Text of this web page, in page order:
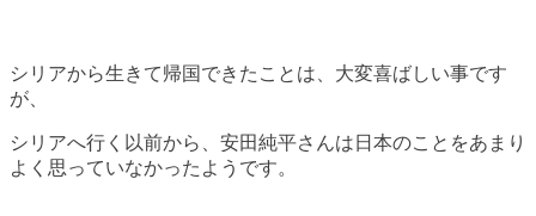
シリアから生きて帰国できたことは、大変喜ばしい事です
が、
シリアへ行く以前から、安田純平さんは日本のことをあまり
よく思っていなかったようです。